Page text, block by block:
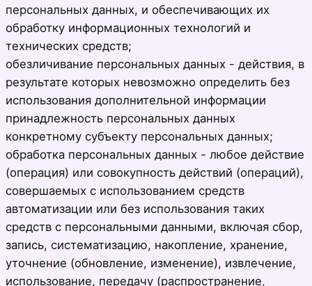
персональных данных, и обеспечивающих их
обработку информационных технологий и
технических средств;
обезличивание персональных данных - действия, в
результате которых невозможно определить без
использования дополнительной информации
принадлежность персональных данных
конкретному субъекту персональных данных;
обработка персональных данных - любое действие
(операция) или совокупность действий (операций),
совершаемых с использованием средств
автоматизации или без использования таких
средств с персональными данными, включая сбор,
запись, систематизацию, накопление, хранение,
уточнение (обновление, изменение), извлечение,
использование, передачу (распространение,